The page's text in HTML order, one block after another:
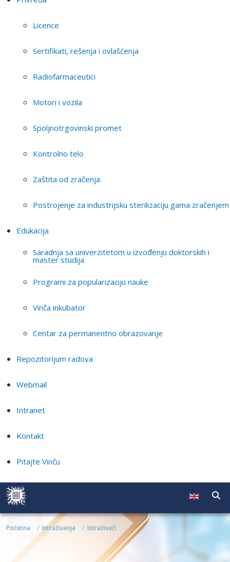
Licence
Sertifikati, rešenja i ovlašćenja
Radiofarmaceutici
Motori i vozila
Spoljnotrgovinski promet
Kontrolno telo
Zaštita od zračenja
Postrojenje za industrijsku sterilizaciju gama zračenjem
Edukacija
Saradnja sa univerzitetom u izvođenju doktorskih i
master studija
Programi za popularizaciju nauke
Vinča inkubator
Centar za permanentno obrazovanje
Repozitorijum radova
Webmail
Intranet
Kontakt
Pitajte Vinču
Početna Istraživanja Istraživači